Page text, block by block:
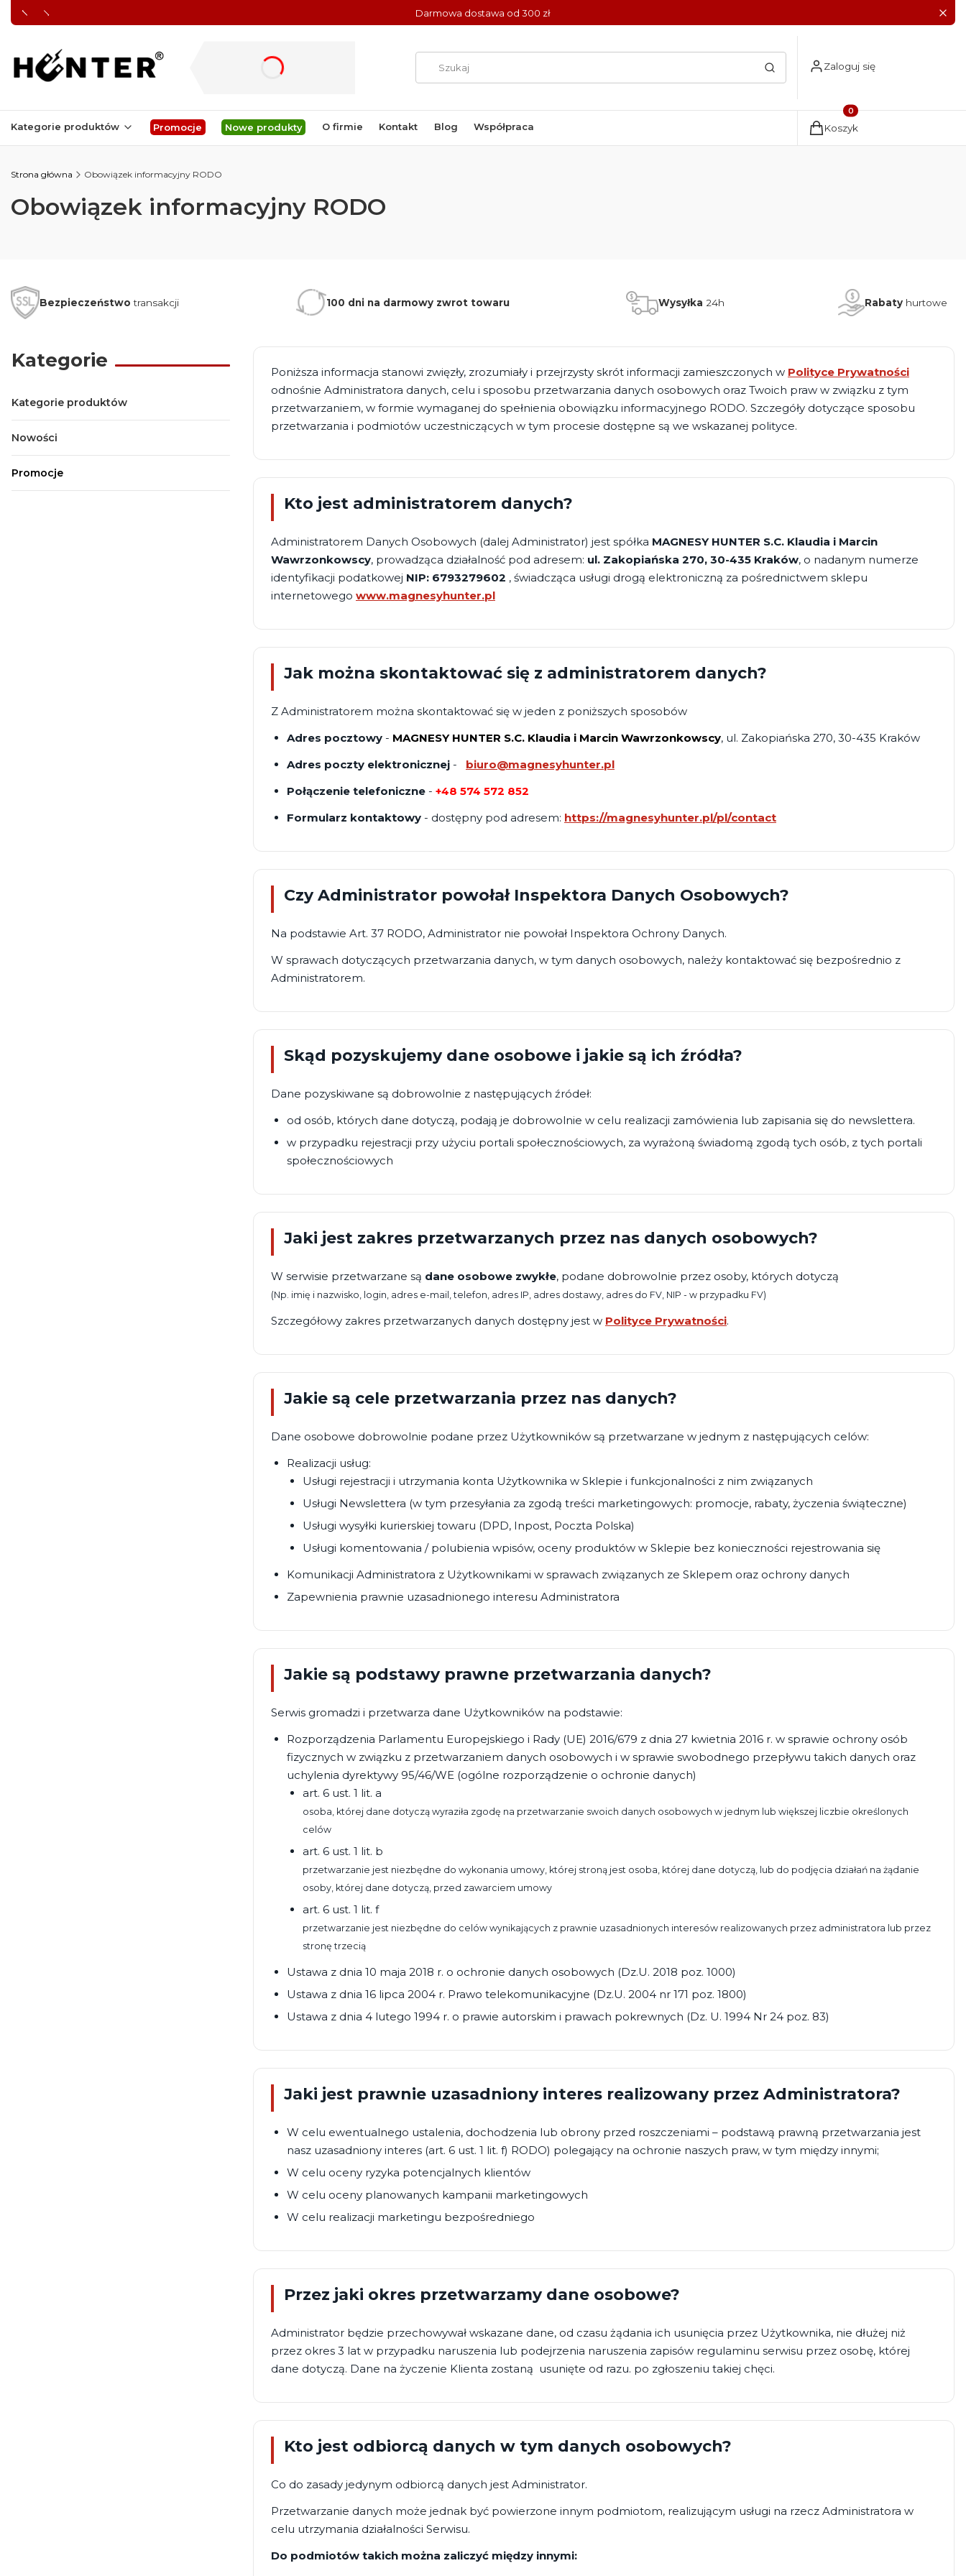
Darmowa dostawa od 300 zł
WyczyśćSzukaj
Zaloguj się
Kategorie produktów Promocje Nowe produkty O firmie Kontakt Blog Współpraca
Produkty w koszyku: 0.
Koszyk
Strona główna Obowiązek informacyjny RODO
Obowiązek informacyjny RODO
Bezpieczeństwo transakcji 100 dni na darmowy zwrot towaru Wysyłka 24h Rabaty hurtowe
Kategorie
Kategorie produktów
Nowości
Promocje
Poniższa informacja stanowi zwięzły, zrozumiały i przejrzysty skrót informacji zamieszczonych w Polityce Prywatności
odnośnie Administratora danych, celu i sposobu przetwarzania danych osobowych oraz Twoich praw w związku z tym
przetwarzaniem, w formie wymaganej do spełnienia obowiązku informacyjnego RODO. Szczegóły dotyczące sposobu
przetwarzania i podmiotów uczestniczących w tym procesie dostępne są we wskazanej polityce.
Kto jest administratorem danych?
Administratorem Danych Osobowych (dalej Administrator) jest spółka MAGNESY HUNTER S.C. Klaudia i Marcin
Wawrzonkowscy, prowadząca działalność pod adresem: ul. Zakopiańska 270, 30-435 Kraków, o nadanym numerze
identyfikacji podatkowej NIP: 6793279602 , świadcząca usługi drogą elektroniczną za pośrednictwem sklepu
internetowego www.magnesyhunter.pl
Jak można skontaktować się z administratorem danych?
Z Administratorem można skontaktować się w jeden z poniższych sposobów
Adres pocztowy - MAGNESY HUNTER S.C. Klaudia i Marcin Wawrzonkowscy, ul. Zakopiańska 270, 30-435 Kraków
Adres poczty elektronicznej - biuro@magnesyhunter.pl
Połączenie telefoniczne - +48 574 572 852
Formularz kontaktowy - dostępny pod adresem: https://magnesyhunter.pl/pl/contact
Czy Administrator powołał Inspektora Danych Osobowych?
Na podstawie Art. 37 RODO, Administrator nie powołał Inspektora Ochrony Danych.
W sprawach dotyczących przetwarzania danych, w tym danych osobowych, należy kontaktować się bezpośrednio z
Administratorem.
Skąd pozyskujemy dane osobowe i jakie są ich źródła?
Dane pozyskiwane są dobrowolnie z następujących źródeł:
od osób, których dane dotyczą, podają je dobrowolnie w celu realizacji zamówienia lub zapisania się do newslettera.
w przypadku rejestracji przy użyciu portali społecznościowych, za wyrażoną świadomą zgodą tych osób, z tych portali
społecznościowych
Jaki jest zakres przetwarzanych przez nas danych osobowych?
W serwisie przetwarzane są dane osobowe zwykłe, podane dobrowolnie przez osoby, których dotyczą
(Np. imię i nazwisko, login, adres e-mail, telefon, adres IP, adres dostawy, adres do FV, NIP - w przypadku FV)
Szczegółowy zakres przetwarzanych danych dostępny jest w Polityce Prywatności.
Jakie są cele przetwarzania przez nas danych?
Dane osobowe dobrowolnie podane przez Użytkowników są przetwarzane w jednym z następujących celów:
Realizacji usług:
Usługi rejestracji i utrzymania konta Użytkownika w Sklepie i funkcjonalności z nim związanych
Usługi Newslettera (w tym przesyłania za zgodą treści marketingowych: promocje, rabaty, życzenia świąteczne)
Usługi wysyłki kurierskiej towaru (DPD, Inpost, Poczta Polska)
Usługi komentowania / polubienia wpisów, oceny produktów w Sklepie bez konieczności rejestrowania się
Komunikacji Administratora z Użytkownikami w sprawach związanych ze Sklepem oraz ochrony danych
Zapewnienia prawnie uzasadnionego interesu Administratora
Jakie są podstawy prawne przetwarzania danych?
Serwis gromadzi i przetwarza dane Użytkowników na podstawie:
Rozporządzenia Parlamentu Europejskiego i Rady (UE) 2016/679 z dnia 27 kwietnia 2016 r. w sprawie ochrony osób
fizycznych w związku z przetwarzaniem danych osobowych i w sprawie swobodnego przepływu takich danych oraz
uchylenia dyrektywy 95/46/WE (ogólne rozporządzenie o ochronie danych)
art. 6 ust. 1 lit. a
osoba, której dane dotyczą wyraziła zgodę na przetwarzanie swoich danych osobowych w jednym lub większej liczbie określonych
celów
art. 6 ust. 1 lit. b
przetwarzanie jest niezbędne do wykonania umowy, której stroną jest osoba, której dane dotyczą, lub do podjęcia działań na żądanie
osoby, której dane dotyczą, przed zawarciem umowy
art. 6 ust. 1 lit. f
przetwarzanie jest niezbędne do celów wynikających z prawnie uzasadnionych interesów realizowanych przez administratora lub przez
stronę trzecią
Ustawa z dnia 10 maja 2018 r. o ochronie danych osobowych (Dz.U. 2018 poz. 1000)
Ustawa z dnia 16 lipca 2004 r. Prawo telekomunikacyjne (Dz.U. 2004 nr 171 poz. 1800)
Ustawa z dnia 4 lutego 1994 r. o prawie autorskim i prawach pokrewnych (Dz. U. 1994 Nr 24 poz. 83)
Jaki jest prawnie uzasadniony interes realizowany przez Administratora?
W celu ewentualnego ustalenia, dochodzenia lub obrony przed roszczeniami – podstawą prawną przetwarzania jest
nasz uzasadniony interes (art. 6 ust. 1 lit. f) RODO) polegający na ochronie naszych praw, w tym między innymi;
W celu oceny ryzyka potencjalnych klientów
W celu oceny planowanych kampanii marketingowych
W celu realizacji marketingu bezpośredniego
Przez jaki okres przetwarzamy dane osobowe?
Administrator będzie przechowywał wskazane dane, od czasu żądania ich usunięcia przez Użytkownika, nie dłużej niż
przez okres 3 lat w przypadku naruszenia lub podejrzenia naruszenia zapisów regulaminu serwisu przez osobę, której
dane dotyczą. Dane na życzenie Klienta zostaną usunięte od razu. po zgłoszeniu takiej chęci.
Kto jest odbiorcą danych w tym danych osobowych?
Co do zasady jedynym odbiorcą danych jest Administrator.
Przetwarzanie danych może jednak być powierzone innym podmiotom, realizującym usługi na rzecz Administratora w
celu utrzymania działalności Serwisu.
Do podmiotów takich można zaliczyć między innymi: